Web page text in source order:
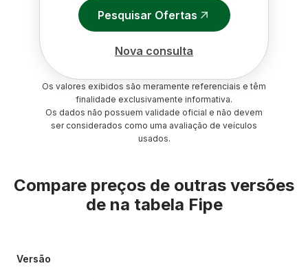
Pesquisar Ofertas
Nova consulta
Os valores exibidos são meramente referenciais e têm
finalidade exclusivamente informativa.
Os dados não possuem validade oficial e não devem
ser considerados como uma avaliação de veículos
usados.
Compare preços de outras versões
de na tabela Fipe
Versão